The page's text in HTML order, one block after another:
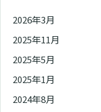
2026年3月
2025年11月
2025年5月
2025年1月
2024年8月